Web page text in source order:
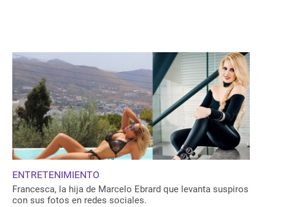
ENTRETENIMIENTO
Francesca, la hija de Marcelo Ebrard que levanta suspiros
con sus fotos en redes sociales.